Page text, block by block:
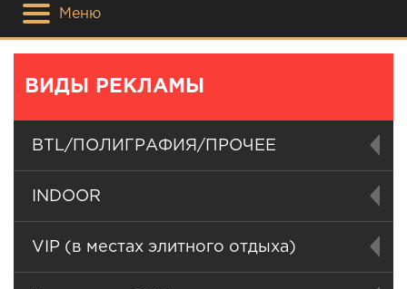
Меню
ВИДЫ РЕКЛАМЫ
BTL/ПОЛИГРАФИЯ/ПРОЧЕЕ
INDOOR
VIP (в местах элитного отдыха)